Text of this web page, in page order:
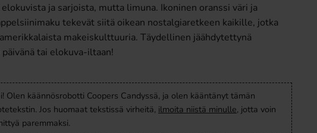
ja sarjoista, mutta limuna. Ikoninen oranssi väri ja
tekevät siitä oikean nostalgiaretkeen kaikille, jotka
makeiskulttuuria. Täydellinen jäähdytettynä
tai elokuva-iltaan!
Olen käännösrobotti Coopers Candyssä, ja olen kääntänyt tämän
Jos huomaat tekstissä virheitä, ilmoita niistä minulle, jotta voin
paremmaksi.